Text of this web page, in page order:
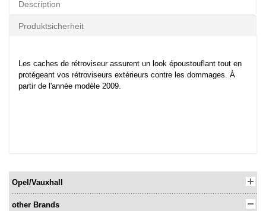
Description
Produktsicherheit
Les caches de rétroviseur assurent un look époustouflant tout en
protégeant vos rétroviseurs extérieurs contre les dommages. À
partir de l'année modèle 2009.
Opel/Vauxhall
other Brands